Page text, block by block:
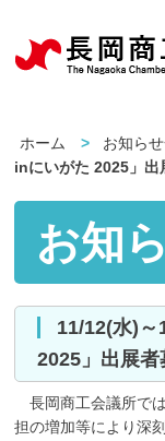
ホーム お知ら
inにいがた 2025」出
お知
11/12(水)～14(金)「フードメッセinにいがた
2025」出展
長岡商工会議所で
担の増加等により深